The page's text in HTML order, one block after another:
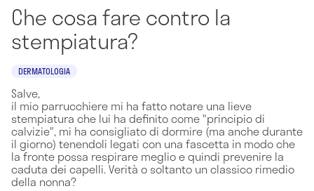
Che cosa fare contro la
stempiatura?
DERMATOLOGIA
Salve,
il mio parrucchiere mi ha fatto notare una lieve
stempiatura che lui ha definito come "principio di
calvizie", mi ha consigliato di dormire (ma anche durante
il giorno) tenendoli legati con una fascetta in modo che
la fronte possa respirare meglio e quindi prevenire la
caduta dei capelli. Verità o soltanto un classico rimedio
della nonna?